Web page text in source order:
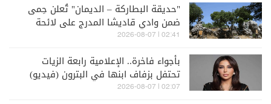
"حديقة البطاركة – الديمان" تُعلن حِمى
ضمن وادي قاديشا المدرج على لائحة
اليونسكو
02:41 | 2026-08-07
بأجواء فاخرة.. الإعلامية رابعة الزيات
تحتفل بزفاف ابنها في البترون (فيديو)
02:07 | 2026-08-07